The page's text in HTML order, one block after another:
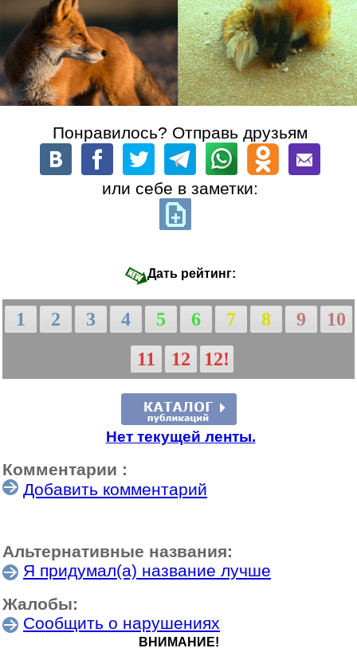
Понравилось? Отправь друзьям
или себе в заметки:
Дать рейтинг:
1 2 3 4 5 6 7 8 9
10
11
12 12!
Нет текущей ленты.
Комментарии :
Добавить комментарий
Альтернативные названия:
Я придумал(а) название лучше
Жалобы:
Сообщить о нарушениях
ВНИМАНИЕ!